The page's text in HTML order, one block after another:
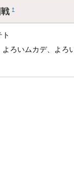
戦†
よろいムカデ、よろ